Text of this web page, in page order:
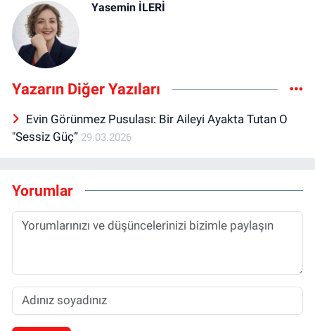
Yasemin İLERİ
Yazarın Diğer Yazıları
Evin Görünmez Pusulası: Bir Aileyi Ayakta Tutan O
"Sessiz Güç” 29.03.2026
Yorumlar